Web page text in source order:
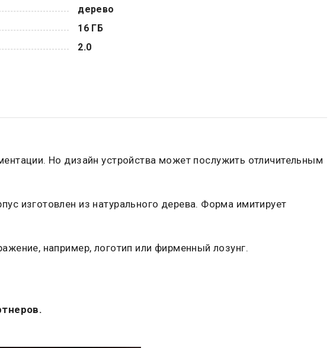
дерево
16 ГБ
2.0
Но дизайн устройства может послужить отличительным
изготовлен из натурального дерева. Форма имитирует
например, логотип или фирменный лозунг.